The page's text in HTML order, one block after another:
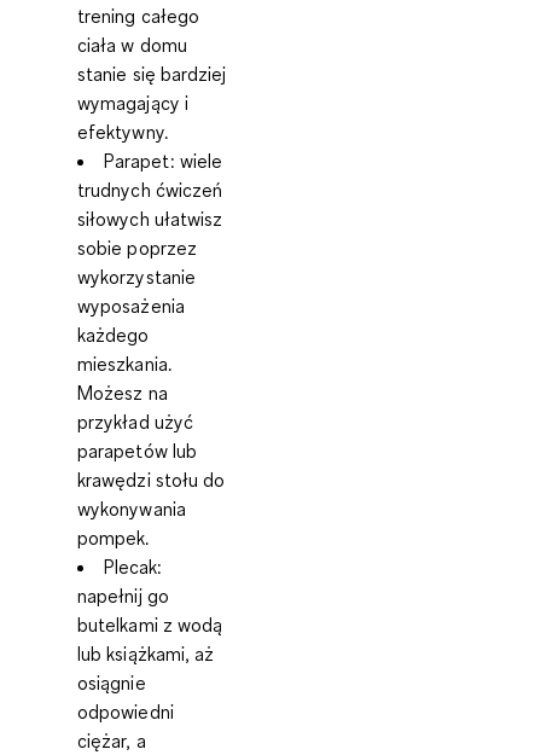
trening całego
ciała w domu
stanie się bardziej
wymagający i
efektywny.
Parapet: wiele
trudnych ćwiczeń
siłowych ułatwisz
sobie poprzez
wykorzystanie
wyposażenia
każdego
mieszkania.
Możesz na
przykład użyć
parapetów lub
krawędzi stołu do
wykonywania
pompek.
Plecak:
napełnij go
butelkami z wodą
lub książkami, aż
osiągnie
odpowiedni
ciężar, a